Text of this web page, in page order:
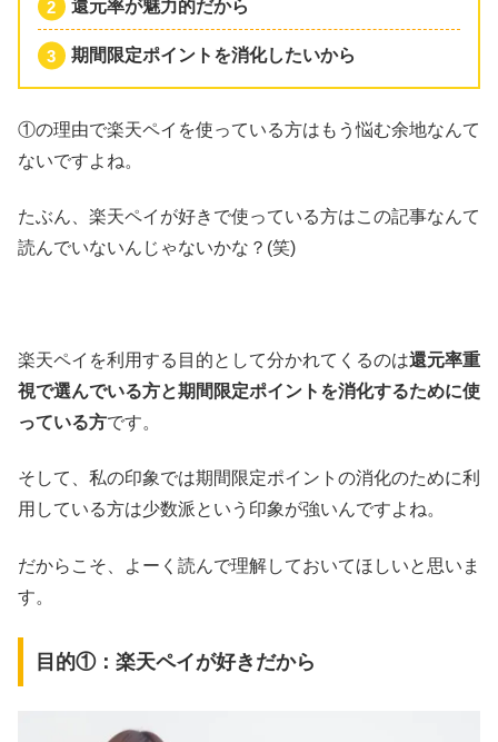
還元率が魅力的だから
期間限定ポイントを消化したいから
①の理由で楽天ペイを使っている方はもう悩む余地なんて
ないですよね。
たぶん、楽天ペイが好きで使っている方はこの記事なんて
読んでいないんじゃないかな？(笑)
楽天ペイを利用する目的として分かれてくるのは還元率重
視で選んでいる方と期間限定ポイントを消化するために使
っている方です。
そして、私の印象では期間限定ポイントの消化のために利
用している方は少数派という印象が強いんですよね。
だからこそ、よーく読んで理解しておいてほしいと思いま
す。
目的①：楽天ペイが好きだから